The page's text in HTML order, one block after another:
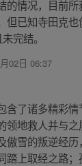
的情况，目前
但已知寺田克
完结。
02日 06:37
含了诸多精彩
领地救人并与
傲雪的叛逆经
踏上取经之路